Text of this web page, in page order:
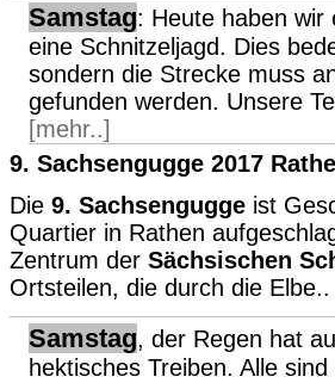
Samstag: Heute haben wir
eine Schnitzeljagd. Dies
sondern die Strecke muss
gefunden werden. Unsere
[mehr..]
9. Sachsengugge 2017
Die 9. Sachsenguggeist
Quartier in Rathen
Zentrum der Sächsischen
Ortsteilen, die durch die
Samstag, der Regen hat
hektisches Treiben. Alle